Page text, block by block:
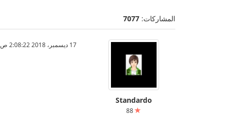
المشاركات: 7077
Standardo
17 ديسمبر، 2018 2:08:22 ص